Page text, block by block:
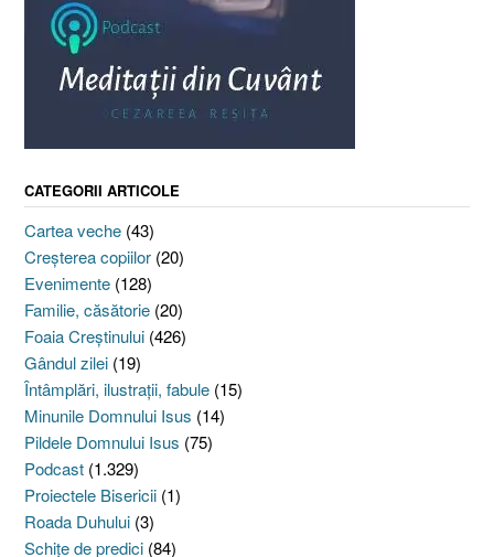
CATEGORII ARTICOLE
Cartea veche (43)
Creşterea copiilor (20)
Evenimente (128)
Familie, căsătorie (20)
Foaia Creştinului (426)
Gândul zilei (19)
Întâmplări, ilustraţii, fabule (15)
Minunile Domnului Isus (14)
Pildele Domnului Isus (75)
Podcast (1.329)
Proiectele Bisericii (1)
Roada Duhului (3)
Schiţe de predici (84)